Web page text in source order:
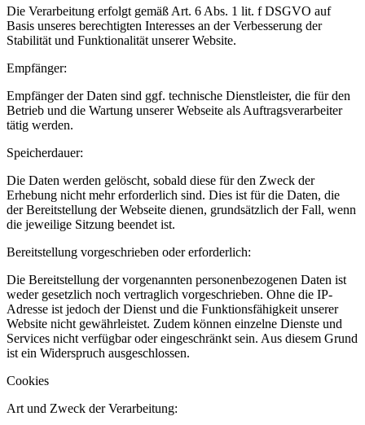
Die Verarbeitung erfolgt gemäß Art. 6 Abs. 1 lit. f DSGVO auf
Basis unseres berechtigten Interesses an der Verbesserung der
Stabilität und Funktionalität unserer Website.
Empfänger:
Empfänger der Daten sind ggf. technische Dienstleister, die für den
Betrieb und die Wartung unserer Webseite als Auftragsverarbeiter
tätig werden.
Speicherdauer:
Die Daten werden gelöscht, sobald diese für den Zweck der
Erhebung nicht mehr erforderlich sind. Dies ist für die Daten, die
der Bereitstellung der Webseite dienen, grundsätzlich der Fall, wenn
die jeweilige Sitzung beendet ist.
Bereitstellung vorgeschrieben oder erforderlich:
Die Bereitstellung der vorgenannten personenbezogenen Daten ist
weder gesetzlich noch vertraglich vorgeschrieben. Ohne die IP-
Adresse ist jedoch der Dienst und die Funktionsfähigkeit unserer
Website nicht gewährleistet. Zudem können einzelne Dienste und
Services nicht verfügbar oder eingeschränkt sein. Aus diesem Grund
ist ein Widerspruch ausgeschlossen.
Cookies
Art und Zweck der Verarbeitung: